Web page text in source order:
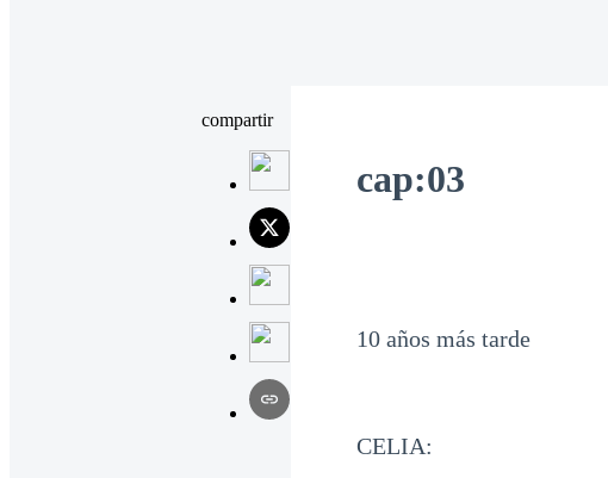
compartir
cap:03
10 años más tarde
CELIA: